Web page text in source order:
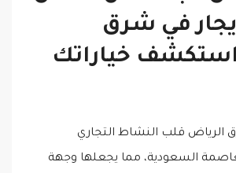
في شرق
خياراتك
الرياض قلب النشاط التجاري
السعودية، مما يجعلها وجهة